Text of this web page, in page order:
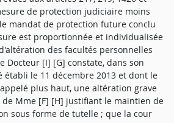
de protection judiciaire moins
mandat de protection future conclu
est proportionnée et individualisée
des facultés personnelles
Docteur [I] [G] constate, dans son
établi le 11 décembre 2013 et dont le
plus haut, une altération grave
Mme [F] [H] justifiant le maintien de
sous forme de tutelle ; que la cour